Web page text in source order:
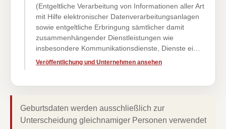
(Entgeltliche Verarbeitung von Informationen aller Art
mit Hilfe elektronischer Datenverarbeitungsanlagen
sowie entgeltliche Erbringung sämtlicher damit
zusammenhängender Dienstleistungen wie
insbesondere Kommunikationsdienste, Dienste ei…
Veröffentlichung und Unternehmen ansehen
Geburtsdaten werden ausschließlich zur
Unterscheidung gleichnamiger Personen verwendet